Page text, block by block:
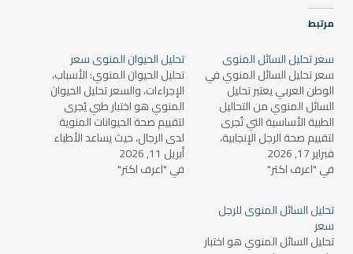
مرتبط
سعر تحليل السائل المنوى
سعر تحليل السائل المنوي في
الوطن العربي يعتبر تحليل
السائل المنوي من التحاليل
الطبية الأساسية التي تُجرى
لتقييم صحة الرجل الإنجابية،
وتحديد مدى قدرته على
الإنجاب. قد يطلب الطبيب هذا
صعوبة في الحمل أو في حالة
وجود مشاكل صحية تتعلق
بالجهاز التناسلي للذكور. ما هو
تحليل…
فبراير 17, 2026
في "اعرف اكتر"
تحليل الحيوان المنوى سعر
تحليل الحيوان المنوي: الأسباب،
الإجراءات، والسعر تحليل الحيوان
المنوي هو اختبار طبي يُجرى
لتقييم صحة الحيوانات المنوية
لدى الرجال، حيث يساعد الأطباء
في تشخيص مشاكل العقم
والعوامل التي قد تؤثر على
أبريل 11, 2026
في "اعرف اكتر"
تحليل السائل المنوى للرجل
سعر
تحليل السائل المنوي هو اختبار